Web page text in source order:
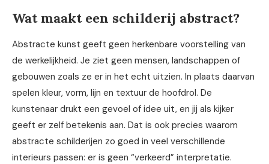
Wat maakt een schilderij abstract?
Abstracte kunst geeft geen herkenbare voorstelling van
de werkelijkheid. Je ziet geen mensen, landschappen of
gebouwen zoals ze er in het echt uitzien. In plaats daarvan
spelen kleur, vorm, lijn en textuur de hoofdrol. De
kunstenaar drukt een gevoel of idee uit, en jij als kijker
geeft er zelf betekenis aan. Dat is ook precies waarom
abstracte schilderijen zo goed in veel verschillende
interieurs passen: er is geen “verkeerd” interpretatie.